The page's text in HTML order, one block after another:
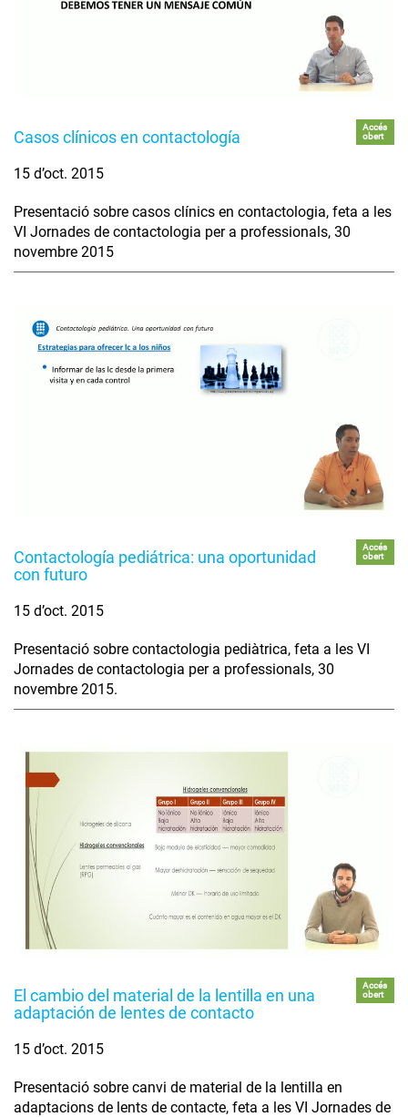
Casos clínicos en contactología
Accés
obert
15 d’oct. 2015
Presentació sobre casos clínics en contactologia, feta a les
VI Jornades de contactologia per a professionals, 30
novembre 2015
Contactología pediátrica: una oportunidad
con futuro
Accés
obert
15 d’oct. 2015
Presentació sobre contactologia pediàtrica, feta a les VI
Jornades de contactologia per a professionals, 30
novembre 2015.
El cambio del material de la lentilla en una
adaptación de lentes de contacto
Accés
obert
15 d’oct. 2015
Presentació sobre canvi de material de la lentilla en
adaptacions de lents de contacte, feta a les VI Jornades de